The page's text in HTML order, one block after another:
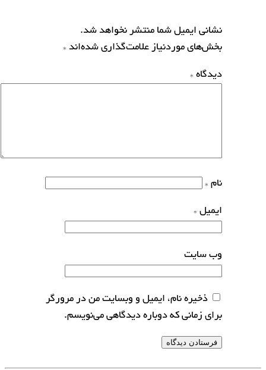
نشانی ایمیل شما منتشر نخواهد شد.
بخش‌های موردنیاز علامت‌گذاری شده‌اند *
دیدگاه *
نام *
ایمیل *
وب‌ سایت
ذخیره نام، ایمیل و وبسایت من در مرورگر
برای زمانی که دوباره دیدگاهی می‌نویسم.